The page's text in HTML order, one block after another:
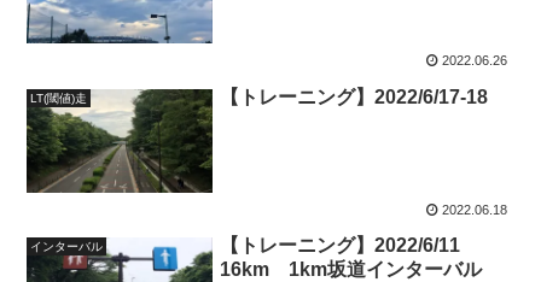
2022.06.26
LT(閾値)走 【トレーニング】2022/6/17-18
2022.06.18
インターバル
【トレーニング】2022/6/11
16km 1km坂道インターバル